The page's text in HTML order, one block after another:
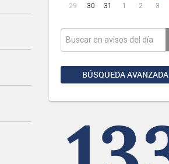
29
30 31 1 2 3
BÚSQUEDA AVANZADA